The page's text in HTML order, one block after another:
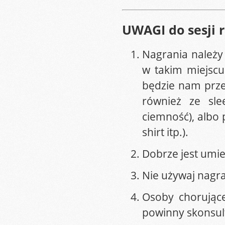
UWAGI do
Nagrania
w takim
będzie nam
również ze
ciemność), albo
shirt itp.).
Dobrze jest
Nie używaj
Osoby
powinny